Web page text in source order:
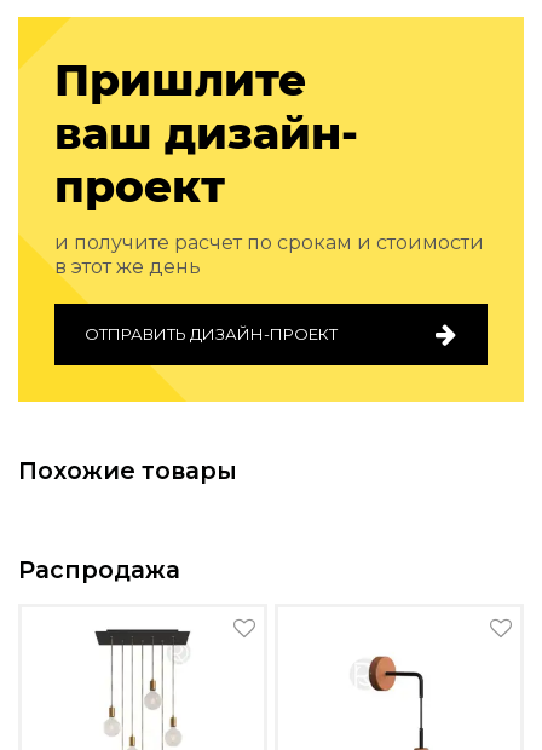
для террас
Террасные и фасадные системы
Биоклиматические перголы
Камень
Изделия из натурального мрамора и камня
Светящийся камень
Все категории товаров
Бренды
Реализованные проекты
Пришлите
ваш дизайн-
проект
и получите расчет по срокам и стоимости
в этот же день
ОТПРАВИТЬ ДИЗАЙН-ПРОЕКТ
Похожие товары
Распродажа